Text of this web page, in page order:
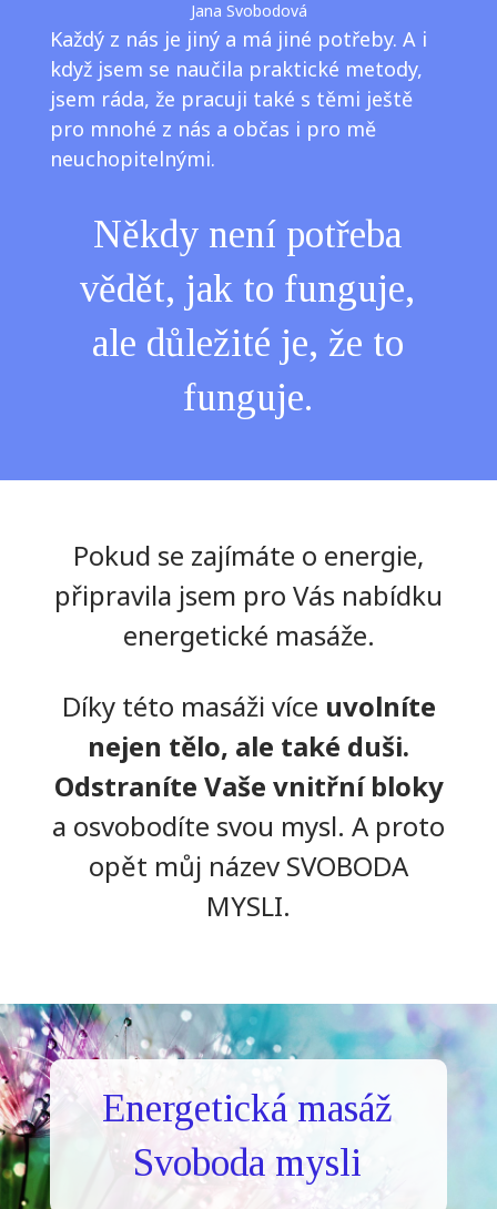
Jana Svobodová
Každý z nás je jiný a má jiné potřeby. A i
když jsem se naučila praktické metody,
jsem ráda, že pracuji také s těmi ještě
pro mnohé z nás a občas i pro mě
neuchopitelnými.
Někdy není potřeba
vědět, jak to funguje,
ale důležité je, že to
funguje.
Pokud se zajímáte o energie,
připravila jsem pro Vás nabídku
energetické masáže.
Díky této masáži více uvolníte
nejen tělo, ale také duši.
Odstraníte Vaše vnitřní bloky
a osvobodíte svou mysl. A proto
opět můj název SVOBODA
MYSLI.
Energetická masáž
Svoboda mysli